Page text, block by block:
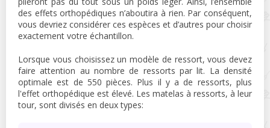
des effets orthopédiques n’aboutira à rien. Par conséquent,
vous devriez considérer ces espèces et d’autres pour choisir
exactement votre échantillon.
Lorsque vous choisissez un modèle de ressort, vous devez
faire attention au nombre de ressorts par lit. La densité
optimale est de 550 pièces. Plus il y a de ressorts, plus
l'effet orthopédique est élevé. Les matelas à ressorts, à leur
tour, sont divisés en deux types: